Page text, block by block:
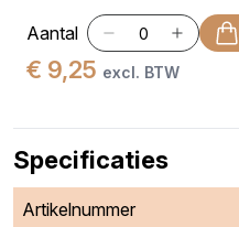
Aantal
€ 9,25 excl. BTW
Specificaties
Artikelnummer